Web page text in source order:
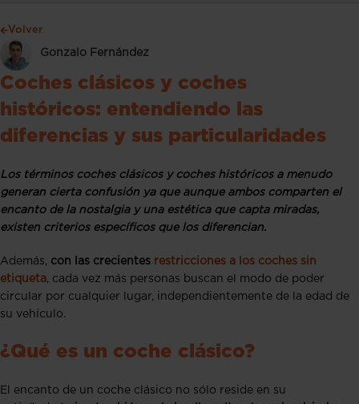
Volver
Gonzalo Fernández
Coches clásicos y coches
históricos: entendiendo las
diferencias y sus particularidades
Los términos coches clásicos y coches históricos a menudo
generan cierta confusión ya que aunque ambos comparten el
encanto de la nostalgia y una estética que capta miradas,
existen criterios específicos que los diferencian.
Además, con las crecientes restricciones a los coches sin
etiqueta, cada vez más personas buscan el modo de poder
circular por cualquier lugar, independientemente de la edad de
su vehículo.
¿Qué es un coche clásico?
El encanto de un coche clásico no sólo reside en su